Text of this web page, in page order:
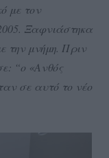
με τον
Ξαφνιάστηκα
την μνήμη. Πριν
“ο «Ανθός
σε αυτό το νέο